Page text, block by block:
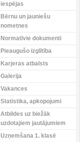
iespējas
Bērnu un jauniešu
nometnes
Normatīvie dokumenti
Pieaugušo izglītība
Karjeras atbalsts
Galerija
Vakances
Statistika, apkopojumi
Atbildes uz biežāk
uzdotajiem jautājumiem
Uzņemšana 1. klasē